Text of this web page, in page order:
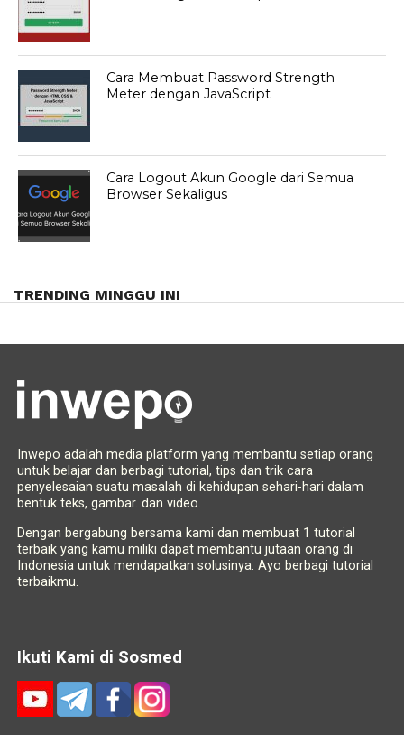
Cara Membuat Password Strength
Meter dengan JavaScript
Cara Logout Akun Google dari Semua
Browser Sekaligus
TRENDING MINGGU INI
Inwepo adalah media platform yang membantu setiap orang
untuk belajar dan berbagi tutorial, tips dan trik cara
penyelesaian suatu masalah di kehidupan sehari-hari dalam
bentuk teks, gambar. dan video.
Dengan bergabung bersama kami dan membuat 1 tutorial
terbaik yang kamu miliki dapat membantu jutaan orang di
Indonesia untuk mendapatkan solusinya. Ayo berbagi tutorial
terbaikmu.
Ikuti Kami di Sosmed